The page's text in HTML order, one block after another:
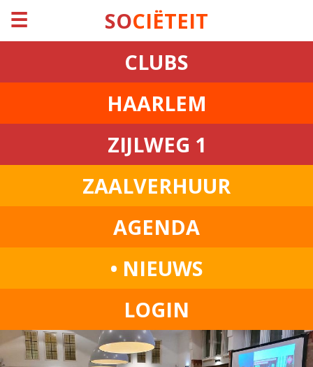
☰ SOCIËTEIT
CLUBS
HAARLEM
ZIJLWEG 1
ZAALVERHUUR
AGENDA
• NIEUWS
LOGIN